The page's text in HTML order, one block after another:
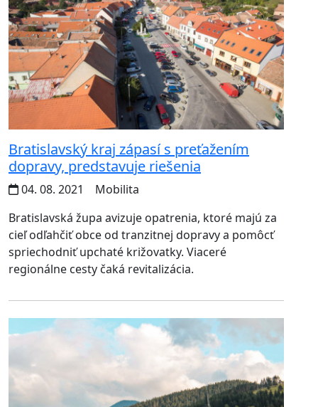
Bratislavský kraj zápasí s preťažením
dopravy, predstavuje riešenia
04. 08. 2021
Mobilita
Bratislavská župa avizuje opatrenia, ktoré majú za
cieľ odľahčiť obce od tranzitnej dopravy a pomôcť
spriechodniť upchaté križovatky. Viaceré
regionálne cesty čaká revitalizácia.